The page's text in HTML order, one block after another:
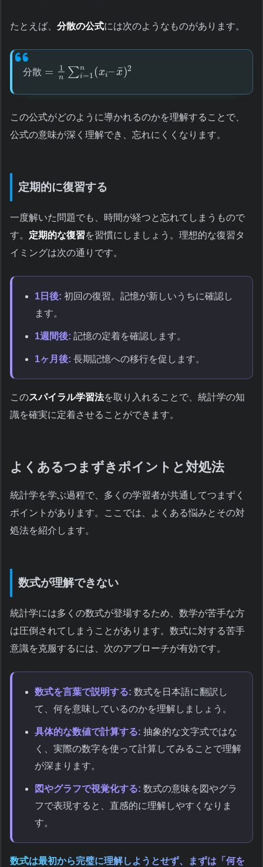
たとえば、 分散の公式には次のようなものがあります。
分散 = 1
n ∑n
i=1(xi–x
¯)2
この公式がどのように導かれるのかを理解することで、
公式の意味が深く理解でき、忘れにくくなります。
定期的に復習する
一度解いた問題でも、時間が経つと忘れてしまうもので
す。 定期的な復習を習慣にしましょう。理想的な復習タ
イミングは次の通りです。
1日後: 初回の復習。記憶が新しいうちに確認し
ます。
1週間後: 記憶の定着を確認します。
1ヶ月後: 長期記憶への移行を促します。
このスパイラル学習法を取り入れることで、統計学の知
識を確実に定着させることができます。
よくあるつまずきポイントと対処法
統計学を学ぶ過程で、多くの学習者が共通してつまずく
ポイントがあります。ここでは、よくある悩みとその対
処法を紹介します。
数式が理解できない
統計学には多くの数式が登場するため、数学が苦手な方
は圧倒されてしまうことがあります。数式に対する苦手
意識を克服するには、次のアプローチが有効です。
数式を言葉で説明する: 数式を日本語に翻訳し
て、何を意味しているのかを理解しましょう。
具体的な数値で計算する: 抽象的な文字式ではな
く、実際の数字を使って計算してみることで理解
が深まります。
図やグラフで視覚化する: 数式の意味を図やグラ
フで表現すると、直感的に理解しやすくなりま
す。
数式は最初から完璧に理解しようとせず、まずは「何を